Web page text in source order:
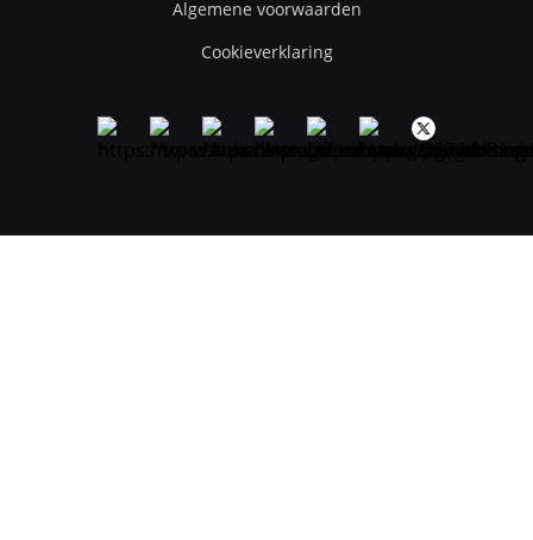
Algemene voorwaarden
Cookieverklaring